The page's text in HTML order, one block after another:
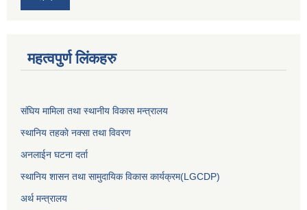
महत्वपुर्ण लिंकहरु
संघिय मामिला तथा स्थानीय विकास मन्त्रालय
स्थानिय तहकाे नक्सा तथा विवरण
अनलाईन घटना दर्ता
स्थानिय शासन तथा सामुदायिक विकास कार्यक्रम(LGCDP)
अर्थ मन्त्रालय